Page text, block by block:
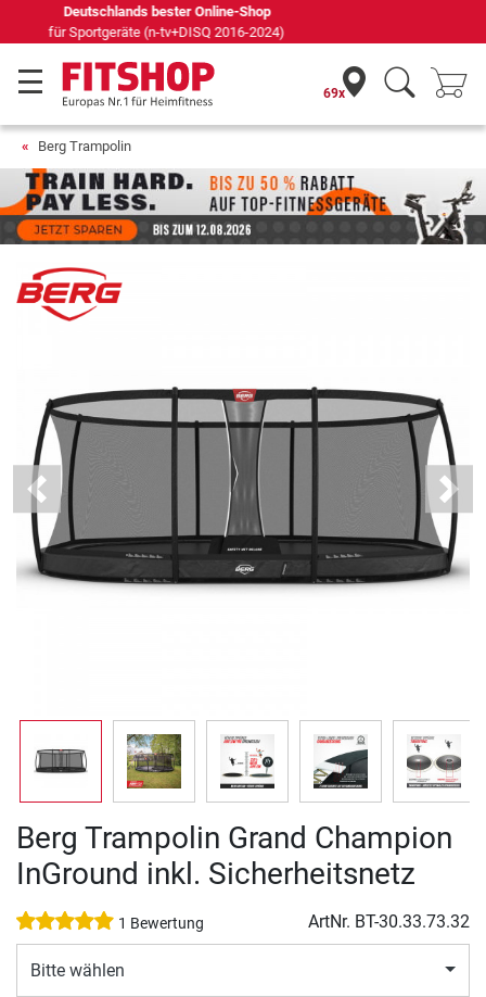
Seit 42 Jahren Ihr Experte für Heimfitness
69x
Berg Trampolin
Previous Next
Berg Trampolin Grand Champion
InGround inkl. Sicherheitsnetz
1 Bewertung ArtNr. BT-30.33.73.32
Bitte wählen